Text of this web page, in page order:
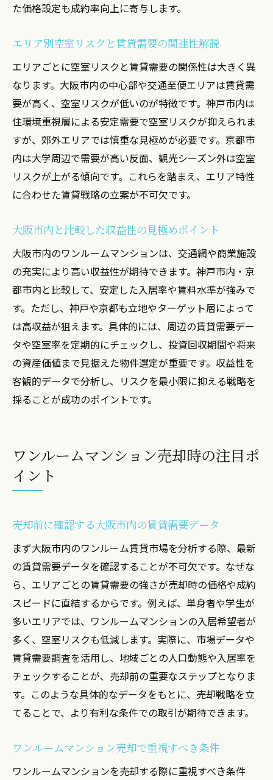
た価格設定も成約率向上に寄与します。
エリア別空室リスクと賃貸需要の関連性解説
エリアごとに空室リスクと賃貸需要の関係性は大きく異
なります。大阪市内の中心部や交通至便エリアは賃貸需
要が高く、空室リスクが低いのが特徴です。神戸市内は
住環境重視層による安定需要で空室リスクが抑えられま
すが、郊外エリアでは慎重な見極めが必要です。京都市
内は大学周辺で需要が高い反面、観光シーズン外は空室
リスクが上がる傾向です。これらを踏まえ、エリア特性
に合わせた賃貸戦略の立案が不可欠です。
大阪市内と比較した収益性の見極めポイント
大阪市内のワンルームマンションは、交通網や商業施設
の充実により高い収益性が期待できます。神戸市内・京
都市内と比較して、安定した入居率や賃料水準が強みで
す。ただし、神戸や京都も立地やターゲット層によって
は高収益が狙えます。具体的には、周辺の賃貸需要デー
タや空室率を定期的にチェックし、投資回収期間や将来
の資産価値まで見据えた物件選定が重要です。収益性を
客観的データで分析し、リスクを最小限に抑える戦略を
採ることが成功のポイントです。
ワンルームマンション売却時の注目ポ
イント
売却前に確認する大阪市内の賃貸需要データ
まず大阪市内のワンルーム賃貸市場を分析する際、最新
の賃貸需要データを確認することが不可欠です。なぜな
ら、エリアごとの賃貸需要の強さが売却時の価格や成約
スピードに直結するからです。例えば、単身者や学生が
多いエリアでは、ワンルームマンションの入居希望者が
多く、空室リスクも低減します。実際に、市場データや
賃貸需要調査を活用し、地域ごとの人口動態や入居率を
チェックすることが、売却前の重要なステップとなりま
す。このような具体的なデータをもとに、売却戦略を立
てることで、より有利な条件での取引が期待できます。
ワンルームマンション売却で重視すべき条件
ワンルームマンションを売却する際に重視すべき条件